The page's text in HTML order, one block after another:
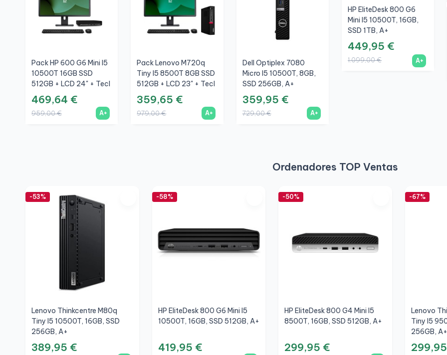
Pack HP 600 G6 Mini I5
10500T 16GB SSD
512GB + LCD 24" + Tecl
Y Ratón Inalámbrico +
WiFi
469,64 €
959,00 € A+
Pack Lenovo M720q
Tiny I5 8500T 8GB SSD
512GB + LCD 23" + Tecl
Y Ratón Inalámbrico +
WiFi
359,65 €
979,00 € A+
Dell Optiplex 7080
Micro I5 10500T, 8GB,
SSD 256GB, A+
359,95 €
729,00 € A+
HP EliteDesk 800 G6
Mini I5 10500T, 16GB,
SSD 1TB, A+
449,95 €
1.099,00 € A+
Ordenadores TOP Ventas
-53%
Lenovo Thinkcentre M80q
Tiny I5 10500T, 16GB, SSD
256GB, A+
389,95 €
-58%
HP EliteDesk 800 G6 Mini I5
10500T, 16GB, SSD 512GB, A+
419,95 €
-50%
HP EliteDesk 800 G4 Mini I5
8500T, 16GB, SSD 512GB, A+
299,95 €
-67%
Lenovo
Tiny I5
256GB, A+